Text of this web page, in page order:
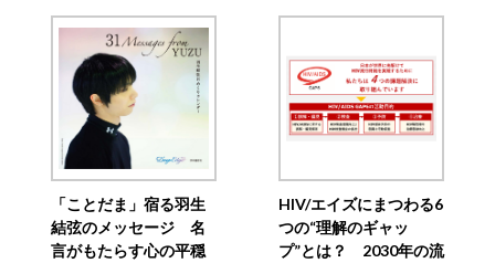
「ことだま」宿る羽生
結弦のメッセージ 名
言がもたらす心の平穏
HIV/エイズにまつわる6
つの“理解のギャッ
プ”とは？ 2030年の流